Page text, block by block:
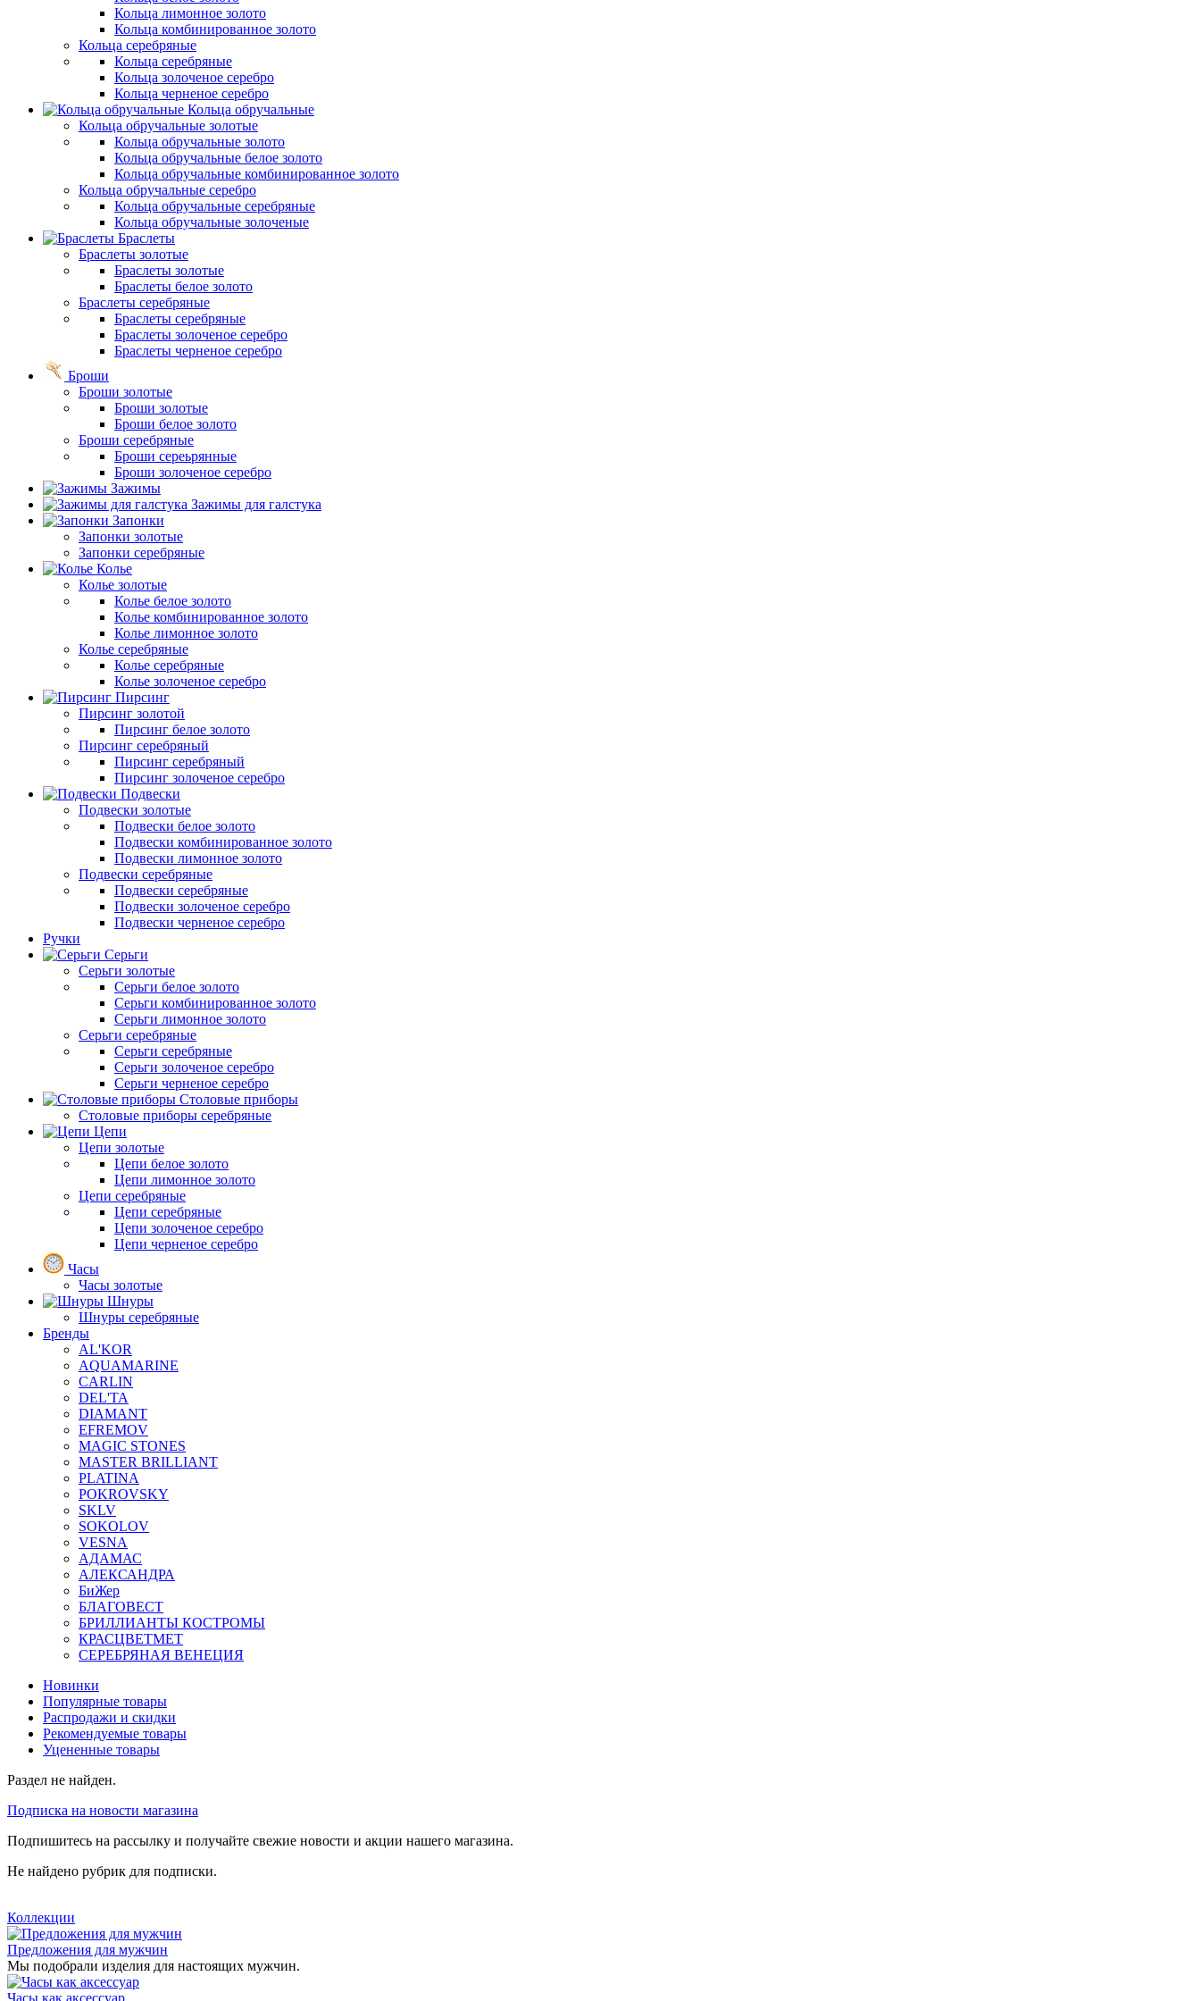
Кольца лимонное золото
Кольца комбинированное золото
Кольца серебряные
Кольца серебряные
Кольца золоченое серебро
Кольца черненое серебро
Кольца обручальные
Кольца обручальные золотые
Кольца обручальные золото
Кольца обручальные белое золото
Кольца обручальные комбинированное золото
Кольца обручальные серебро
Кольца обручальные серебряные
Кольца обручальные золоченые
Браслеты
Браслеты золотые
Браслеты золотые
Браслеты белое золото
Браслеты серебряные
Браслеты cеребряные
Браслеты золоченое серебро
Браслеты черненое серебро
Броши
Броши золотые
Броши золотые
Броши белое золото
Броши серебряные
Броши сереьрянные
Броши золоченое серебро
Зажимы
Зажимы для галстука
Запонки
Запонки золотые
Запонки серебряные
Колье
Колье золотые
Колье белое золото
Колье комбинированное золото
Колье лимонное золото
Колье серебряные
Колье серебряные
Колье золоченое серебро
Пирсинг
Пирсинг золотой
Пирсинг белое золото
Пирсинг серебряный
Пирсинг серебряный
Пирсинг золоченое серебро
Подвески
Подвески золотые
Подвески белое золото
Подвески комбинированное золото
Подвески лимонное золото
Подвески серебряные
Подвески серебряные
Подвески золоченое серебро
Подвески черненое серебро
Ручки
Серьги
Серьги золотые
Серьги белое золото
Серьги комбинированное золото
Серьги лимонное золото
Серьги серебряные
Серьги серебряные
Серьги золоченое серебро
Серьги черненое серебро
Столовые приборы
Столовые приборы серебряные
Цепи
Цепи золотые
Цепи белое золото
Цепи лимонное золото
Цепи серебряные
Цепи серебряные
Цепи золоченое серебро
Цепи черненое серебро
Часы
Часы золотые
Шнуры
Шнуры серебряные
Бренды
AL'KOR
AQUAMARINE
CARLIN
DEL'TA
DIAMANT
EFREMOV
MAGIC STONES
MASTER BRILLIANT
PLATINA
POKROVSKY
SKLV
SOKOLOV
VESNA
АДАМАС
АЛЕКСАНДРА
БиЖер
БЛАГОВЕСТ
БРИЛЛИАНТЫ КОСТРОМЫ
КРАСЦВЕТМЕТ
СЕРЕБРЯНАЯ ВЕНЕЦИЯ
Новинки
Популярные товары
Распродажи и скидки
Рекомендуемые товары
Уцененные товары
Раздел не найден.
Подписка на новости магазина
Подпишитесь на рассылку и получайте свежие новости и акции нашего магазина.
Не найдено рубрик для подписки.
Коллекции
Предложения для мужчин
Мы подобрали изделия для настоящих мужчин.
Часы как аксессуар